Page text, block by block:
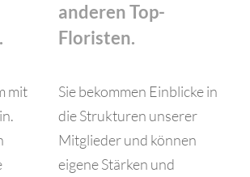
mit
anderen Top-
Floristen.
Sie bekommen Einblicke in
die Strukturen unserer
Mitglieder und können
eigene Stärken und